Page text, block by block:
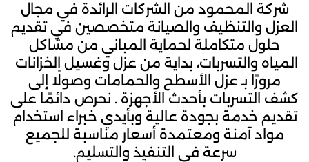
شركة المحمود من الشركات الرائدة في مجال
العزل والتنظيف والصيانة متخصصين في تقديم
حلول متكاملة لحماية المباني من مشاكل
المياه والتسربات، بداية من عزل وغسيل الخزانات
مرورًا بـ عزل الأسطح والحمامات وصولًا إلى
كشف التسربات بأحدث الأجهزة . نحرص دائمًا على
تقديم خدمة بجودة عالية وبأيدي خبراء استخدام
مواد آمنة ومعتمدة أسعار مناسبة للجميع
سرعة في التنفيذ والتسليم.